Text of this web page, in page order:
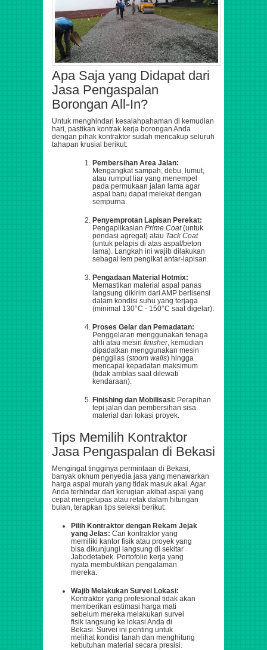
Apa Saja yang Didapat dari
Jasa Pengaspalan
Borongan All-In?
Untuk menghindari kesalahpahaman di kemudian
hari, pastikan kontrak kerja borongan Anda
dengan pihak kontraktor sudah mencakup seluruh
tahapan krusial berikut:
Pembersihan Area Jalan:
Mengangkat sampah, debu, lumut,
atau rumput liar yang menempel
pada permukaan jalan lama agar
aspal baru dapat melekat dengan
sempurna.
Penyemprotan Lapisan Perekat:
Pengaplikasian Prime Coat(untuk
pondasi agregat) atau Tack Coat
(untuk pelapis di atas aspal/beton
lama). Langkah ini wajib dilakukan
sebagai lem pengikat antar-lapisan.
Pengadaan Material Hotmix:
Memastikan material aspal panas
langsung dikirim dari AMP berlisensi
dalam kondisi suhu yang terjaga
(minimal 130°C - 150°C saat digelar).
Proses Gelar dan Pemadatan:
Penggelaran menggunakan tenaga
ahli atau mesin finisher, kemudian
dipadatkan menggunakan mesin
penggilas (stoom walls) hingga
mencapai kepadatan maksimum
(tidak amblas saat dilewati
kendaraan).
Finishing dan Mobilisasi: Perapihan
tepi jalan dan pembersihan sisa
material dari lokasi proyek.
Tips Memilih Kontraktor
Jasa Pengaspalan di Bekasi
Mengingat tingginya permintaan di Bekasi,
banyak oknum penyedia jasa yang menawarkan
harga aspal murah yang tidak masuk akal. Agar
Anda terhindar dari kerugian akibat aspal yang
cepat mengelupas atau retak dalam hitungan
bulan, terapkan tips seleksi berikut:
Pilih Kontraktor dengan Rekam Jejak
yang Jelas: Cari kontraktor yang
memiliki kantor fisik atau proyek yang
bisa dikunjungi langsung di sekitar
Jabodetabek. Portofolio kerja yang
nyata membuktikan pengalaman
mereka.
Wajib Melakukan Survei Lokasi:
Kontraktor yang profesional tidak akan
memberikan estimasi harga mati
sebelum mereka melakukan survei
fisik langsung ke lokasi Anda di
Bekasi. Survei ini penting untuk
melihat kondisi tanah dan menghitung
kebutuhan material secara presisi.